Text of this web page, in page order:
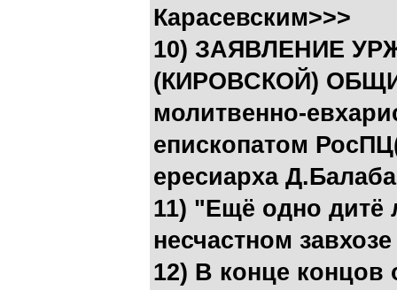
Карасевским>>>
10) ЗАЯВЛЕНИЕ
(КИРОВСКОЙ)
молитвенно-
епископатом
ересиарха
11) "Ещё одно дитё
несчастном
12) В конце